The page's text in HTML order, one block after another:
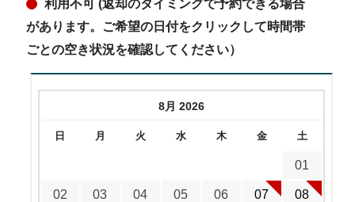
利用不可 (返却のタイミングで予約できる場合
があります。ご希望の日付をクリックして時間帯
ごとの空き状況を確認してください）
8月 2026
日 月 火 水 木 金 土
01
02 03 04 05 06 07 08